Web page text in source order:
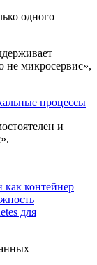
одного
не микросервис»,
процессы
и
контейнер
для